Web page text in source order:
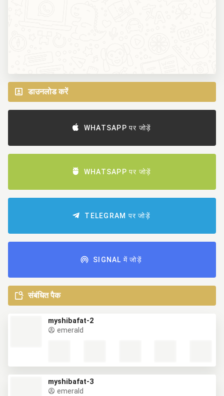
डाउनलोड करें
WHATSAPP पर जोड़ें
WHATSAPP पर जोड़ें
TELEGRAM पर जोड़ें
SIGNAL में जोड़ें
संबंधित पैक
myshibafat-2
emerald
myshibafat-3
emerald